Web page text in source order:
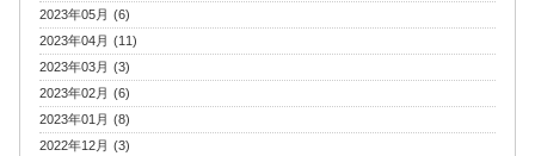
2023年05月 (6)
2023年04月 (11)
2023年03月 (3)
2023年02月 (6)
2023年01月 (8)
2022年12月 (3)